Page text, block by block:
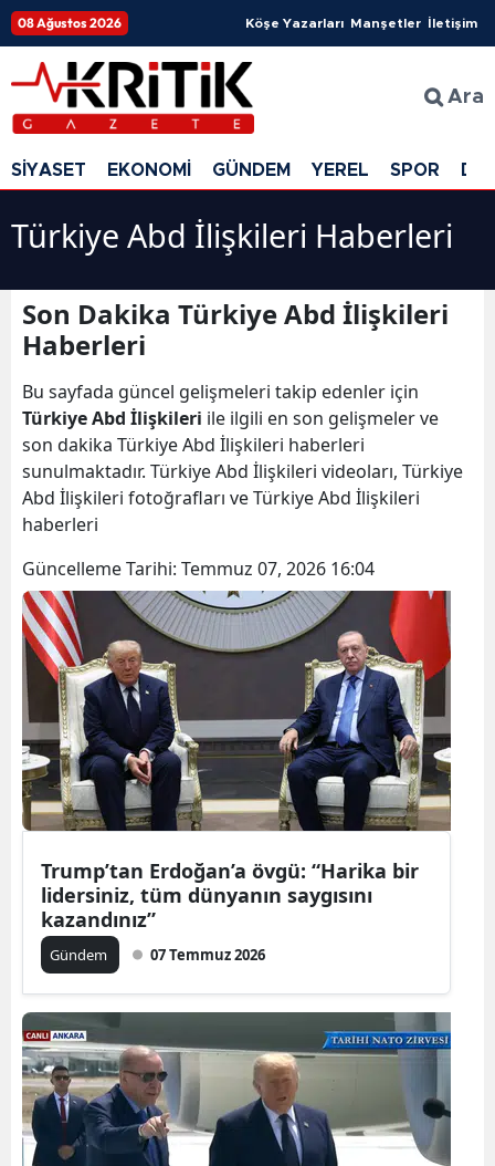
08 Ağustos 2026 Köşe Yazarları Manşetler İletişim
Ara
SİYASET EKONOMİ GÜNDEM YEREL SPOR
Türkiye Abd İlişkileri Haberleri
Son Dakika Türkiye Abd İlişkileri
Haberleri
Bu sayfada güncel gelişmeleri takip edenler için
Türkiye Abd İlişkileri ile ilgili en son gelişmeler ve
son dakika Türkiye Abd İlişkileri haberleri
sunulmaktadır. Türkiye Abd İlişkileri videoları, Türkiye
Abd İlişkileri fotoğrafları ve Türkiye Abd İlişkileri
haberleri
Güncelleme Tarihi: Temmuz 07, 2026 16:04
Trump’tan Erdoğan’a övgü: “Harika bir
lidersiniz, tüm dünyanın saygısını
kazandınız”
Gündem 07 Temmuz 2026